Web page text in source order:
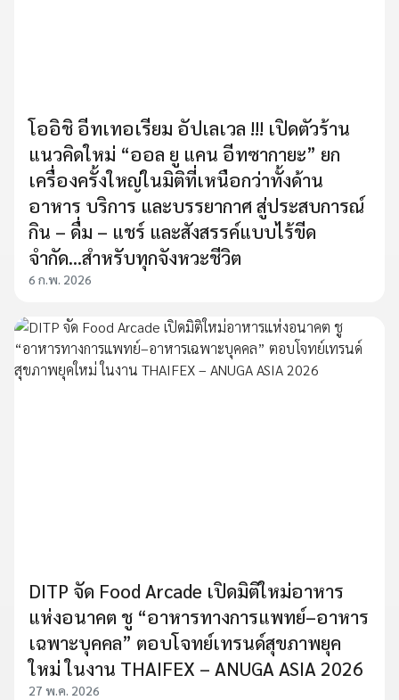
โออิชิ อีทเทอเรียม อัปเลเวล !!! เปิดตัวร้าน
แนวคิดใหม่ “ออล ยู แคน อีทซากายะ” ยก
เครื่องครั้งใหญ่ในมิติที่เหนือกว่าทั้งด้าน
อาหาร บริการ และบรรยากาศ สู่ประสบการณ์
กิน – ดื่ม – แชร์ และสังสรรค์แบบไร้ขีด
จำกัด...สำหรับทุกจังหวะชีวิต
6 ก.พ. 2026
DITP จัด Food Arcade เปิดมิติใหม่อาหาร
แห่งอนาคต ชู “อาหารทางการแพทย์–อาหาร
เฉพาะบุคคล” ตอบโจทย์เทรนด์สุขภาพยุค
ใหม่ ในงาน THAIFEX – ANUGA ASIA 2026
27 พ.ค. 2026